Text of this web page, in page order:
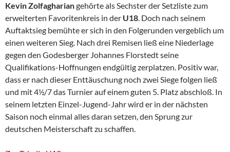
Kevin Zolfaghariangehörte als Sechster der Setzliste zum
erweiterten Favoritenkreis in der U18. Doch nach seinem
Auftaktsieg bemühte er sich in den Folgerunden vergeblich um
einen weiteren Sieg. Nach drei Remisen ließ eine Niederlage
gegen den Godesberger Johannes Florstedt seine
Qualifikations-Hoffnungen endgültig zerplatzen. Positiv war,
dass er nach dieser Enttäuschung noch zwei Siege folgen ließ
und mit 4½/7 das Turnier auf einem guten 5. Platz abschloß. In
seinem letzten Einzel-Jugend-Jahr wird er in der nächsten
Saison noch einmal alles daran setzen, den Sprung zur
deutschen Meisterschaft zu schaffen.